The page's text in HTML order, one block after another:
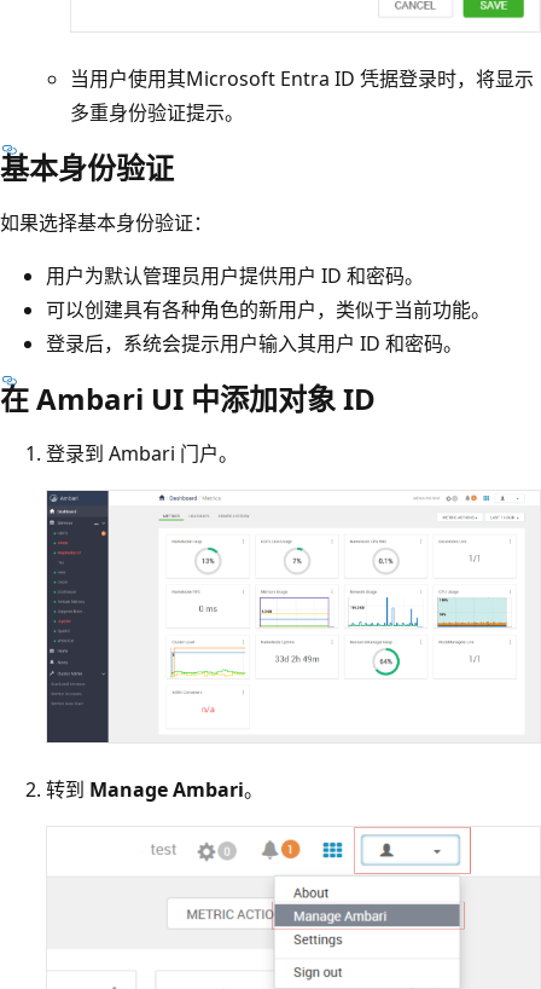
当用户使用其Microsoft Entra ID 凭据登录时，将显示
多重身份验证提示。
基本身份验证
如果选择基本身份验证：
用户为默认管理员用户提供用户 ID 和密码。
可以创建具有各种角色的新用户，类似于当前功能。
登录后，系统会提示用户输入其用户 ID 和密码。
在 Ambari UI 中添加对象 ID
登录到 Ambari 门户。
转到 Manage Ambari。